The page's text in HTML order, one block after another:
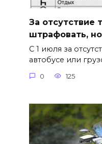
За отсутствие
штрафовать,
С 1 июля за
автобусе или
0 125